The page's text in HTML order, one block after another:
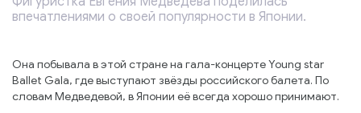
впечатлениями о своей популярности в Японии.
Она побывала в этой стране на гала-концерте Young star
Ballet Gala, где выступают звёзды российского балета. По
словам Медведевой, в Японии её всегда хорошо принимают.